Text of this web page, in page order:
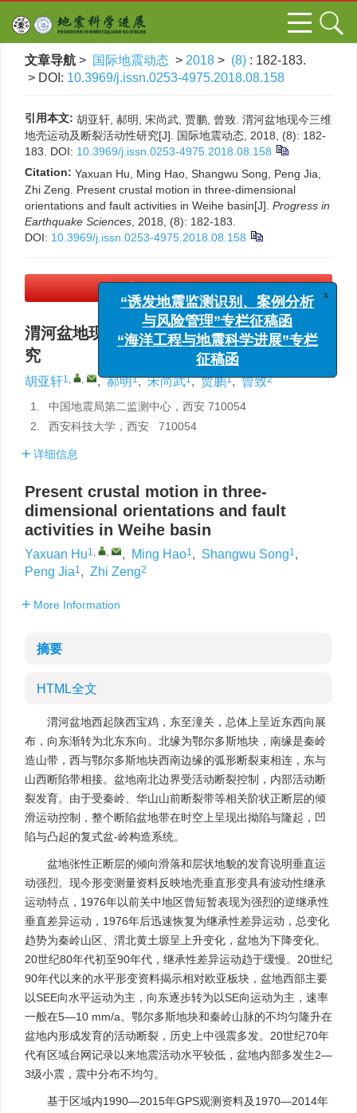
文章导航 > 国际地震动态 > 2018 > (8) : 182-183.
> DOI: 10.3969/j.issn.0253-4975.2018.08.158
引用本文: 胡亚轩, 郝明, 宋尚武, 贾鹏, 曾致. 渭河盆地现今三维
地壳运动及断裂活动性研究[J]. 国际地震动态, 2018, (8): 182-
183. DOI: 10.3969/j.issn.0253-4975.2018.08.158
Citation: Yaxuan Hu, Ming Hao, Shangwu Song, Peng Jia,
Zhi Zeng. Present crustal motion in three-dimensional
orientations and fault activities in Weihe basin[J]. Progress in
Earthquake Sciences , 2018, (8): 182-183.
DOI: 10.3969/j.issn.0253-4975.2018.08.158
渭河盆地现今三维地壳运动及断裂活动性研
究
胡亚轩1, , , 郝明1, 宋尚武1, 贾鹏1, 曾致2
1.
中国地震局第二监测中心，西安 710054
2.
西安科技大学，西安 710054
详细信息
Present crustal motion in three-
dimensional orientations and fault
activities in Weihe basin
Yaxuan Hu1, , , Ming Hao1, Shangwu Song1,
Peng Jia1, Zhi Zeng2
More Information
摘要
HTML全文
渭河盆地西起陕西宝鸡，东至潼关，总体上呈近东西向展
布，向东渐转为北东东向。北缘为鄂尔多斯地块，南缘是秦岭
造山带，西与鄂尔多斯地块西南边缘的弧形断裂束相连，东与
山西断陷带相接。盆地南北边界受活动断裂控制，内部活动断
裂发育。由于受秦岭、华山山前断裂带等相关阶状正断层的倾
滑运动控制，整个断陷盆地带在时空上呈现出拗陷与隆起，凹
陷与凸起的复式盆-岭构造系统。
盆地张性正断层的倾向滑落和层状地貌的发育说明垂直运
动强烈。现今形变测量资料反映地壳垂直形变具有波动性继承
运动特点，1976年以前关中地区曾短暂表现为强烈的逆继承性
垂直差异运动，1976年后迅速恢复为继承性差异运动，总变化
趋势为秦岭山区、渭北黄土塬呈上升变化，盆地为下降变化。
20世纪80年代初至90年代，继承性差异运动趋于缓慢。20世纪
90年代以来的水平形变资料揭示相对欧亚板块，盆地西部主要
以SEE向水平运动为主，向东逐步转为以SE向运动为主，速率
一般在5—10 mm/a。鄂尔多斯地块和秦岭山脉的不均匀隆升在
盆地内形成发育的活动断裂，历史上中强震多发。20世纪70年
代有区域台网记录以来地震活动水平较低，盆地内部多发生2—
3级小震，震中分布不均匀。
基于区域内1990—2015年GPS观测资料及1970—2014年
“诱发地震监测识别、案例分析
与风险管理”专栏征稿函
“海洋工程与地震科学进展”专栏
征稿函